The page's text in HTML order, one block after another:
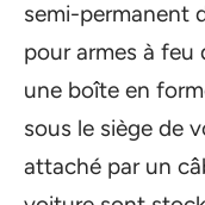
semi-permanent
pour armes à feu
une boîte en
sous le siège de
attaché par un